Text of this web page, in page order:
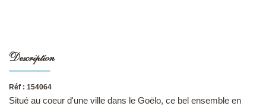
Description
Réf : 154064
Situé au coeur d'une ville dans le Goëlo, ce bel ensemble en